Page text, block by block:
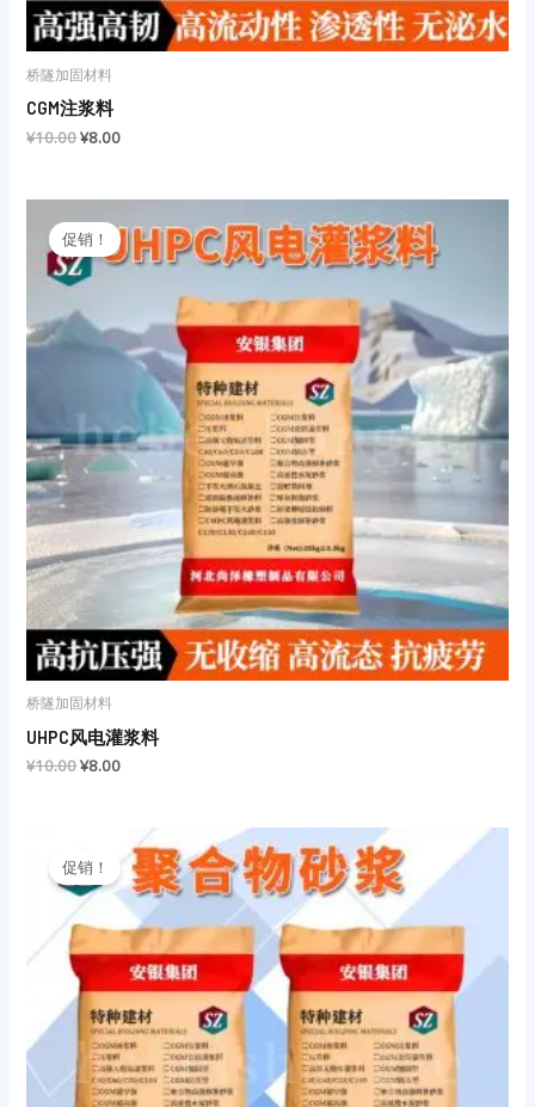
桥隧加固材料
CGM注浆料
¥10.00¥8.00
促销！
桥隧加固材料
UHPC风电灌浆料
¥10.00
价
为：
¥10.00。
¥8.00
前
价
格
¥8.00。
促销！
价
为：
¥10.00。
前
价
格
为：
¥8.00。